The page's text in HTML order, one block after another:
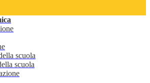
scuola
scuola